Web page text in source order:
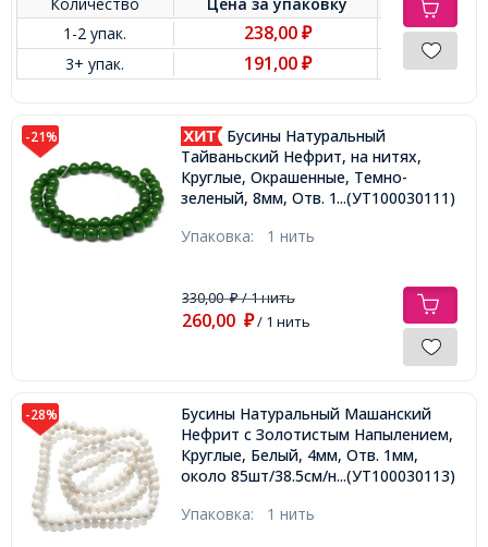
1-2 упак.
238,00 ₽
3+ упак. 191,00 ₽
-21%
Бусины Натуральный
Тайваньский Нефрит, на нитях,
Круглые, Окрашенные, Темно-
зеленый, 8мм, Отв. 1мм, около
...(УТ100030111)
Упаковка: 1 нить
330,00₽/ 1 нить
260,00 ₽/ 1 нить
-28%
Бусины Натуральный Машанский
Нефрит с Золотистым Напылением,
Круглые, Белый, 4мм, Отв. 1мм,
около 85шт/38.5см/нить,...(УТ100030113)
Упаковка: 1 нить